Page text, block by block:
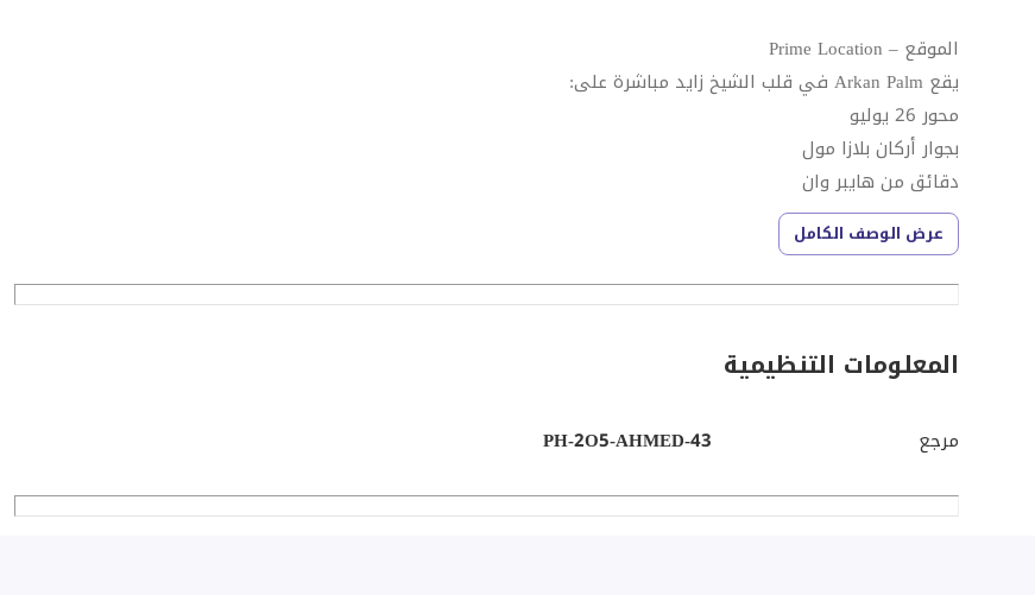
الموقع – Prime Location
يقع Arkan Palm في قلب الشيخ زايد مباشرة على:
محور 26 يوليو
بجوار أركان بلازا مول
دقائق من هايبر وان
أمريكانا بلازا
كراون بلازا
95م
غرفة
عرض الوصف الكامل
المعلومات التنظيمية
مرجع PH-2O5-AHMED-43